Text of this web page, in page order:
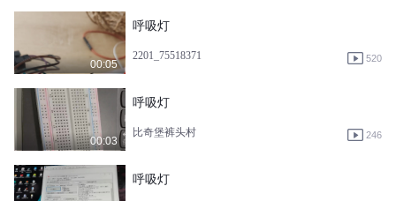
00:05
呼吸灯
2201_75518371 520
00:03
呼吸灯
比奇堡裤头村 246
呼吸灯